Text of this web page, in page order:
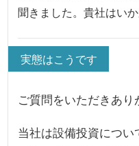
聞きました。貴社はいか
実態はこうです
ご質問をいただきあり
当社は設備投資につい